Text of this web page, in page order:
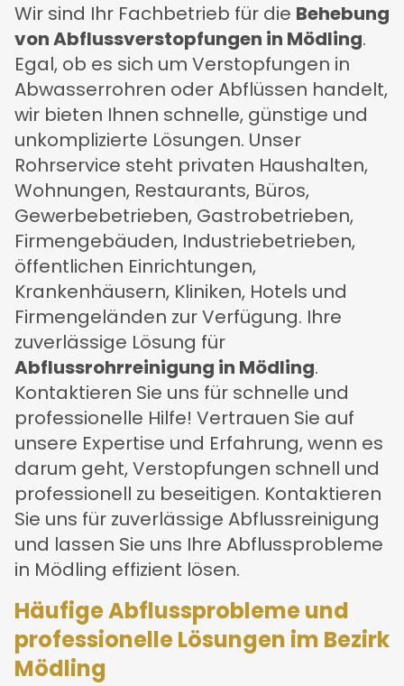
Wir sind Ihr Fachbetrieb für die Behebung
von Abflussverstopfungen in Mödling.
Egal, ob es sich um Verstopfungen in
Abwasserrohren oder Abflüssen handelt,
wir bieten Ihnen schnelle, günstige und
unkomplizierte Lösungen. Unser
Rohrservice steht privaten Haushalten,
Wohnungen, Restaurants, Büros,
Gewerbebetrieben, Gastrobetrieben,
Firmengebäuden, Industriebetrieben,
öffentlichen Einrichtungen,
Krankenhäusern, Kliniken, Hotels und
Firmengeländen zur Verfügung. Ihre
zuverlässige Lösung für
Abflussrohrreinigung in Mödling.
Kontaktieren Sie uns für schnelle und
professionelle Hilfe! Vertrauen Sie auf
unsere Expertise und Erfahrung, wenn es
darum geht, Verstopfungen schnell und
professionell zu beseitigen. Kontaktieren
Sie uns für zuverlässige Abflussreinigung
und lassen Sie uns Ihre Abflussprobleme
in Mödling effizient lösen.
Häufige Abflussprobleme und
professionelle Lösungen im Bezirk
Mödling